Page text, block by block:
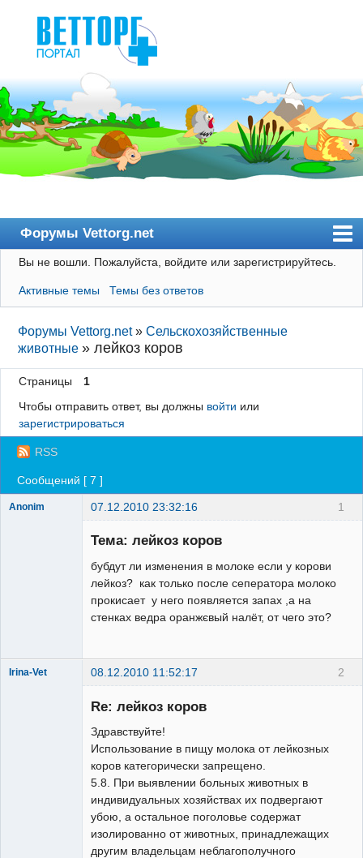
Форумы Vettorg.net
Главная
Пользователи
Правила
Поиск
Регистрация
Вход
Вы не вошли. Пожалуйста, войдите или зарегистрируйтесь.
Активные темы Темы без ответов
Форумы Vettorg.net »Сельскохозяйственные
животные »лейкоз коров
Страницы
1
Чтобы отправить ответ, вы должны войти или
зарегистрироваться
RSS
Сообщений [ 7 ]
1
Anonim 07.12.2010 23:32:16
Зарегистрированный
Тема: лейкоз коров
бубдут ли изменения в молоке если у корови
лейкоз? как только после сеператора молоко
прокисает у него появляется запах ,а на
стенках ведра оранжєвый налёт, от чего это?
2
Irina-Vet 08.12.2010 11:52:17
Re: лейкоз коров
Здравствуйте!
Использование в пищу молока от лейкозных
коров категорически запрещено.
5.8. При выявлении больных животных в
индивидуальных хозяйствах их подвергают
убою, а остальное поголовье содержат
изолированно от животных, принадлежащих
другим владельцам неблагополучного